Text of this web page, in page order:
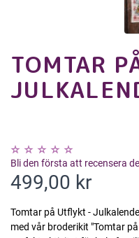
TOMTAR
Bli den första att recensera
499,00 kr
Tomtar på Utflykt -
med vår broderikit "Tomtar